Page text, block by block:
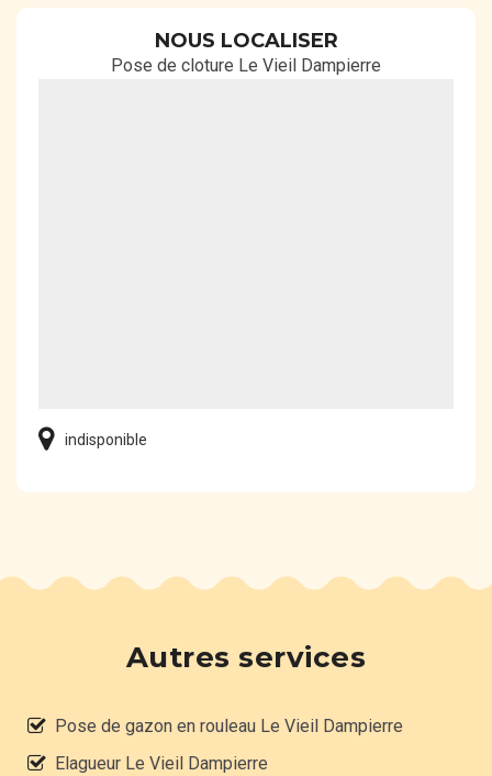
NOUS LOCALISER
Pose de cloture Le Vieil Dampierre
indisponible
Autres services
Pose de gazon en rouleau Le Vieil Dampierre
Elagueur Le Vieil Dampierre